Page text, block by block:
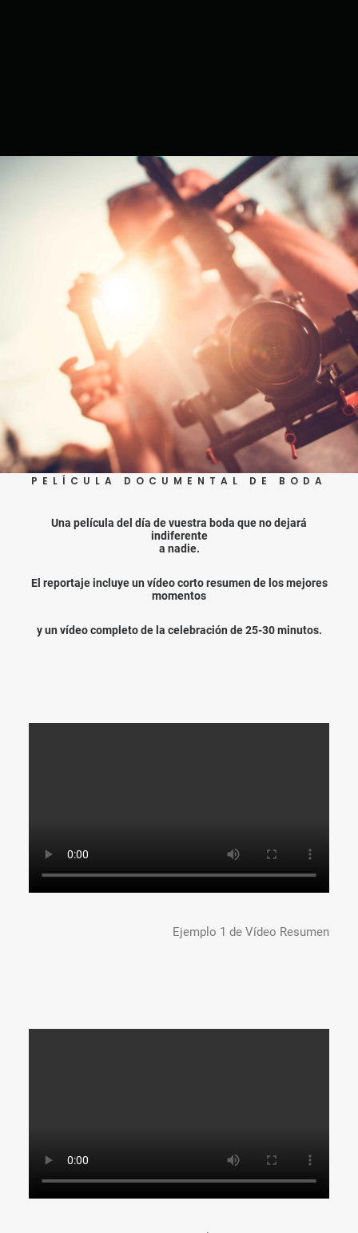
PELÍCULA DOCUMENTAL DE BODA
Una película del día de vuestra boda que no dejará
indiferente
a nadie.
El reportaje incluye un vídeo corto resumen de los mejores
momentos
y un vídeo completo de la celebración de 25-30 minutos.
Ejemplo 1 de Vídeo Resumen